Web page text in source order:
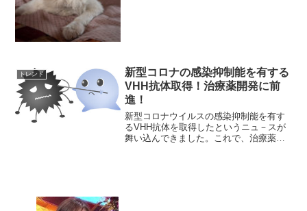
トレンド
新型コロナの感染抑制能を有する
VHH抗体取得！治療薬開発に前
進！
新型コロナウイルスの感染抑制能を有す
るVHH抗体を取得したというニュ－スが
舞い込んできました。これで、治療薬や